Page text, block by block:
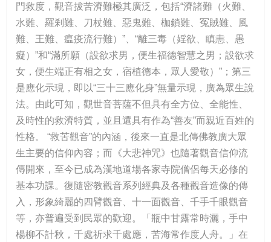
門救度，觀音拔苦濟難極其廣泛，包括“濟諸難（火難、
水難、羅剎難、刀杖難、惡鬼難、枷鎖難、冤賊難、風
難、王難、瘟疫流行難）”、“離三毒（婬欲、瞋恚、愚
癡）”和“滿所願（設欲求男，便生福德智慧之男；設欲求
女，便生端正有相之女，宿植德本，眾人愛敬）”；第三
是應化示現，即以“三十三應化身”無量示現，廣為眾生說
法。由此可知，觀世音菩薩不但具有全方位、全能性、
及時性的救濟特質，並且還具有作為“善友”而親近百姓的
性格。 “救苦觀音”的內涵，後來一直是北傳佛教廣大眾
生主要的信仰內容；而《大悲神咒》也隨著觀音信仰流
傳開來，至今已成為漢地道場各家寺院僧侶每天必修的
基本功課。復隨密教觀音系列經典及各種觀音造像的傳
入，形象綺麗的四臂觀音、十一面觀音、千手千眼觀音
等，亦普遍受到民眾的歡迎。「瓶中甘露常時灑，手中
楊柳不計秋，千處祈求千處應，苦海常作度人舟。」在